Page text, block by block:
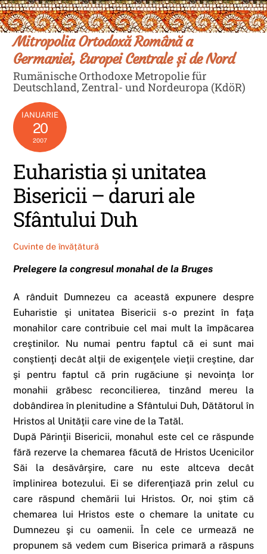
Skip
to
content
Mitropolia Ortodoxă Română a
Germaniei, Europei Centrale și de Nord
Rumänische Orthodoxe Metropolie für
Deutschland, Zentral- und Nordeuropa (KdöR)
IANUARIE
20
2007
Euharistia şi unitatea
Bisericii – daruri ale
Sfântului Duh
Cuvinte de învățătură
Prelegere la congresul monahal de la Bruges
A rânduit Dumnezeu ca această expunere despre
Euharistie şi unitatea Bisericii s-o prezint în faţa
monahilor care contribuie cel mai mult la împăcarea
creştinilor. Nu numai pentru faptul că ei sunt mai
conştienţi decât alţii de exigenţele vieţii creştine, dar
şi pentru faptul că prin rugăciune şi nevoinţa lor
monahii grăbesc reconcilierea, tinzând mereu la
dobândirea în plenitudine a Sfântului Duh, Dătătorul în
Hristos al Unităţii care vine de la Tatăl.
După Părinţii Bisericii, monahul este cel ce răspunde
fără rezerve la chemarea făcută de Hristos Ucenicilor
Săi la desăvârşire, care nu este altceva decât
împlinirea botezului. Ei se diferenţiază prin zelul cu
care răspund chemării lui Hristos. Or, noi ştim că
chemarea lui Hristos este o chemare la unitate cu
Dumnezeu şi cu oamenii. În cele ce urmează ne
propunem să vedem cum Biserica primară a răspuns